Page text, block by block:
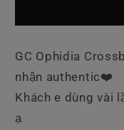
Vàng
GC Ophidia
nhận authentic❤️
Khách e dùng vài
ạ